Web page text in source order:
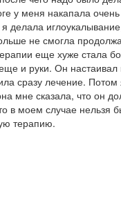
у меня накапала
делала
не смогла
еще хуже стала
и руки. Он
сразу лечение. Потом
мне сказала, что он
в моем случае нельзя
терапию.